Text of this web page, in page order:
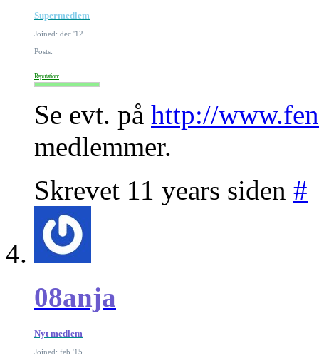
Supermedlem
Joined: dec '12
Posts:
Reputation:
Se evt. på http://
medlemmer.
Skrevet 11 years siden #
08anja
Nyt medlem
Joined: feb '15